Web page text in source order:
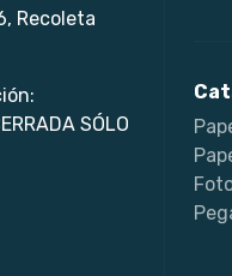
Recoleta
SÓLO